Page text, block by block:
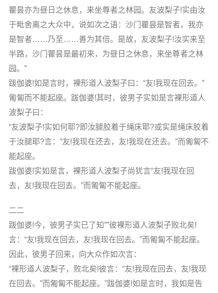
瞿昙亦为昼日之休息，来坐尊者之林园。友波梨子!实由汝
于毗舍离之大众中，说如次之语：沙门瞿昙是智者，我亦
是智者……乃至……善为其倍。是故，友波梨子!汝实来至
半路，沙门瞿昙是最初来，为昼日之休息，来坐尊者之林
园。”
跋伽婆!如是言时，裸形道人波梨子曰：“友!我现在回去。”
匍匐而不能起座。跋伽婆!其时，彼男子实如是言裸形道人
波梨子曰：
“友波梨子!实如何耶?即汝腿胶着于绳床耶?或实是绳床胶着
于汝腿耶?言：“友!我现在还去，友!我现在还去。”而匍匐不
能起座。
跋伽婆!实如是言，裸形道人波梨子尚犹言“友!我现在回
去，友!我现在回去。”而匍匐不能起座。
二二
跋伽婆!今，彼男子实已了知””彼裸形道人波梨子败北矣!
言：“友!我现在回去，友!我现在回去。”而匍匐不能起座。
因此，彼男子回来，向大众作如次言：
“裸形道人波梨子，败北矣!彼言：“友!我现在回去，友!我现
在回去。”而匍匐不能起座。”跋伽婆!如是言时，我如是告